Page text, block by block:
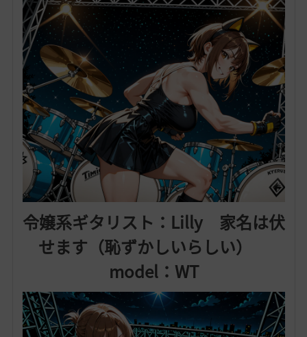
令嬢系ギタリスト：Lilly 家名は伏
せます（恥ずかしいらしい）
model：WT